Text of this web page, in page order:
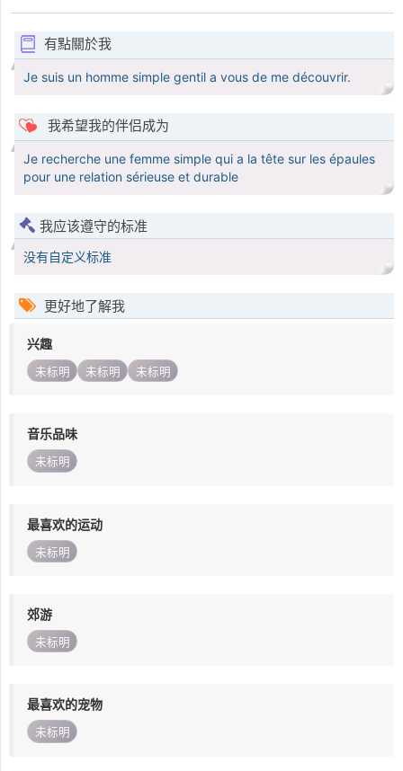
有點關於我
Je suis un homme simple gentil a vous de me découvrir.
我希望我的伴侣成为
Je recherche une femme simple qui a la tête sur les épaules
pour une relation sérieuse et durable
我应该遵守的标准
没有自定义标准
更好地了解我
兴趣
未标明 未标明 未标明
音乐品味
未标明
最喜欢的运动
未标明
郊游
未标明
最喜欢的宠物
未标明